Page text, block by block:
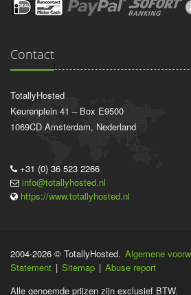
Contact
TotallyHosted
Keurenplein 41 – Box E9500
1069CD Amsterdam, Nederland
+31 (0) 36 523 2266
info@totallyhosted.nl
https://www.totallyhosted.nl
2004-2026 © TotallyHosted. Algemene
Statement | Sitemap | Abuse report
Alle genoemde prijzen zijn exclusief BTW.